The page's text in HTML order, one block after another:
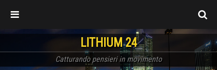
LITHIUM 24
Catturando pensieri in movimento